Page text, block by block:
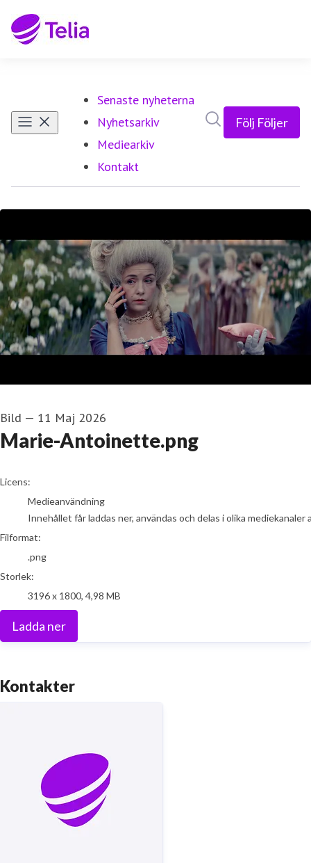
Senaste nyheterna
Nyhetsarkiv
Mediearkiv
Kontakt
Följ Följer
Bild — 11 Maj 2026
Marie-Antoinette.png
go to media item
Licens:
Medieanvändning
Innehållet får laddas ner, användas och delas i olika
Filformat:
.png
Storlek:
3196 x 1800, 4,98 MB
Ladda ner
Kontakter